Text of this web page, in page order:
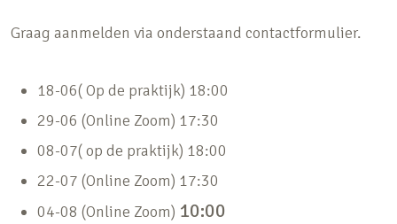
Graag aanmelden via onderstaand contactformulier.
18-06( Op de praktijk) 18:00
29-06 (Online Zoom) 17:30
08-07( op de praktijk) 18:00
22-07 (Online Zoom) 17:30
04-08 (Online Zoom) 10:00